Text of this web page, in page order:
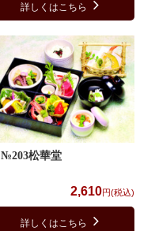
詳しくはこちら
№203松華堂
2,610円(税込)
詳しくはこちら